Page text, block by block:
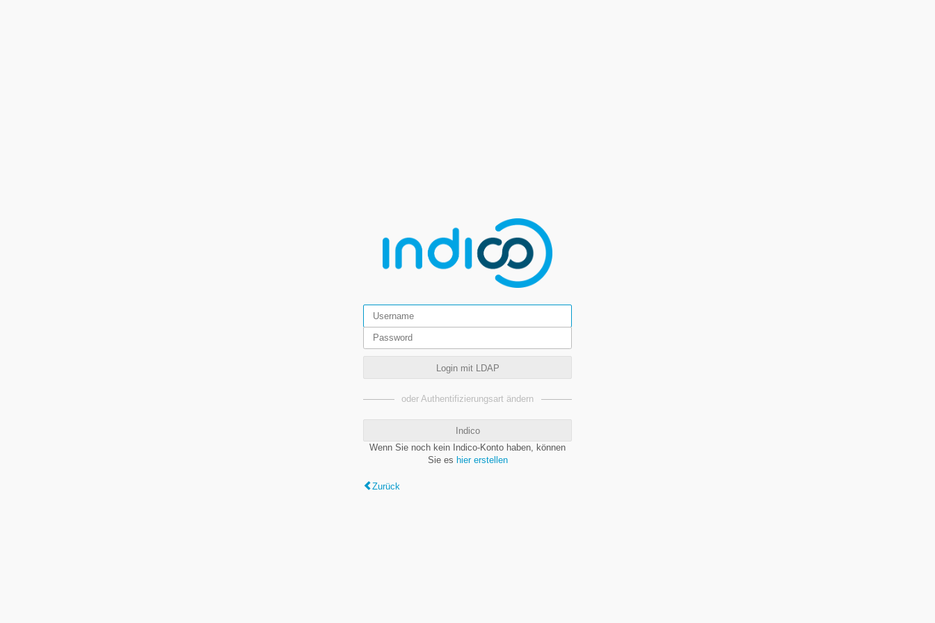
Login mit LDAP
oder Authentifizierungsart ändern
Indico
Wenn Sie noch kein Indico-Konto haben, können
Sie es hier erstellen
Zurück